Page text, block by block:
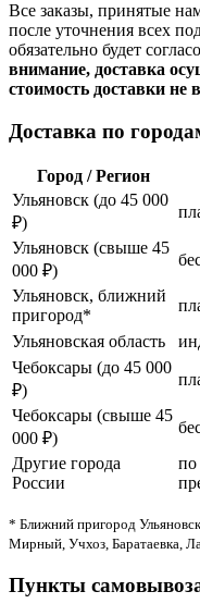
Все заказы, принятые
после уточнения всех
обязательно будет
внимание, доставка
стоимость доставки не
Доставка по
Город / Регион
Ульяновск (до 45 000
₽)
Ульяновск (свыше 45
000 ₽)
Ульяновск, ближний
пригород*
Ульяновская область
Чебоксары (до 45 000
₽)
Чебоксары (свыше 45
000 ₽)
Другие города
России
по
* Ближний пригород
Мирный, Учхоз, Баратаевка,
Пункты